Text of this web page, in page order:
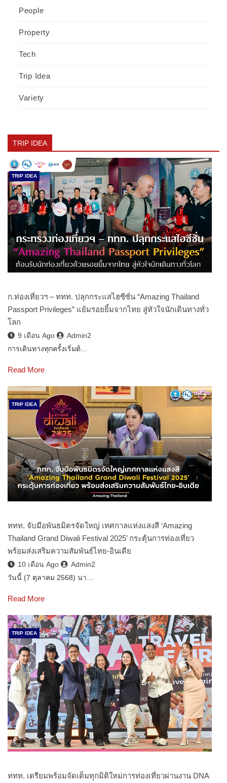
People
Property
Tech
Trip Idea
Variety
TRIP IDEA
TRIP IDEA
ก.ท่องเที่ยวฯ – ททท. ปลุกกระแสไฮซีซั่น “Amazing Thailand
Passport Privileges” แย้มรอยยิ้มจากไทย สู่หัวใจนักเดินทางทั่ว
โลก
9 เดือน Ago
Admin2
การเดินทางทุกครั้งเริ่มต้…
Read More
TRIP IDEA
ททท. จับมือพันธมิตรจัดใหญ่ เทศกาลแห่งแสงสี ‘Amazing
Thailand Grand Diwali Festival 2025’ กระตุ้นการท่องเที่ยว
พร้อมส่งเสริมความสัมพันธ์ไทย-อินเดีย
10 เดือน Ago
Admin2
วันนี้ (7 ตุลาคม 2568) นา…
Read More
TRIP IDEA
ททท. เตรียมพร้อมจัดเต็มทุกมิติใหม่การท่องเที่ยวผ่านงาน DNA